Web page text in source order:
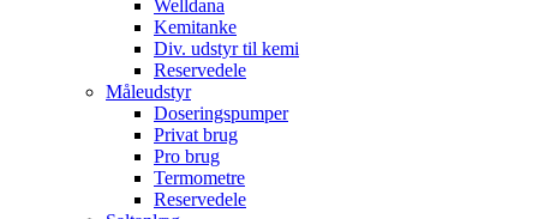
Welldana
Kemitanke
Div. udstyr til kemi
Reservedele
Måleudstyr
Doseringspumper
Privat brug
Pro brug
Termometre
Reservedele